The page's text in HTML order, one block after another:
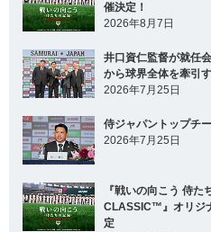
催決定！
2026年8月7日
井口資仁監督が就任
から球界全体を牽引
2026年7月25日
侍ジャパントップチ
2026年7月25日
『戦いの向こう 侍
CLASSIC™』オリジ
定